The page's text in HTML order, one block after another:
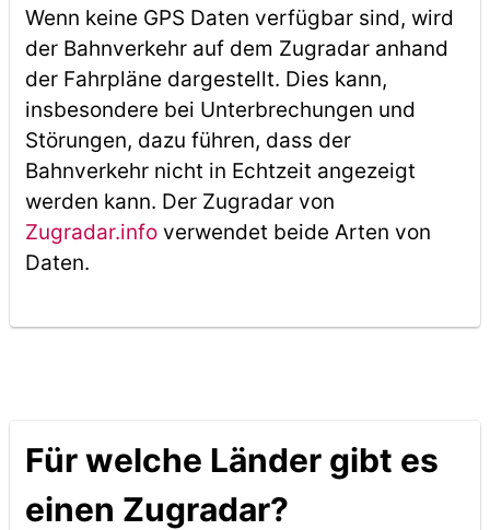
Wenn keine GPS Daten verfügbar sind, wird
der Bahnverkehr auf dem Zugradar anhand
der Fahrpläne dargestellt. Dies kann,
insbesondere bei Unterbrechungen und
Störungen, dazu führen, dass der
Bahnverkehr nicht in Echtzeit angezeigt
werden kann. Der Zugradar von
Zugradar.infoverwendet beide Arten von
Daten.
Für welche Länder gibt es
einen Zugradar?